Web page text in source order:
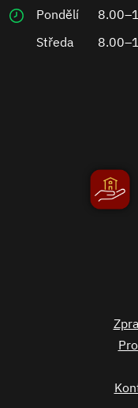
Pondělí
Středa